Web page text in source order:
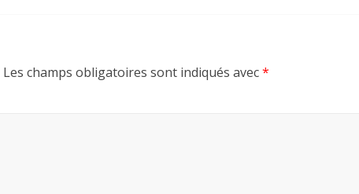
Les champs obligatoires sont indiqués avec*